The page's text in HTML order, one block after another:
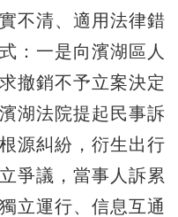
不清、適用法律錯
：一是向濱湖區人
撤銷不予立案決定
湖法院提起民事訴
源糾紛，衍生出行
爭議，當事人訴累
立運行、信息互通